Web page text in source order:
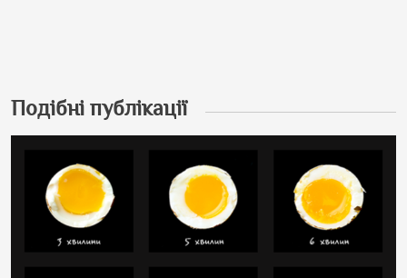
Подібні публікації